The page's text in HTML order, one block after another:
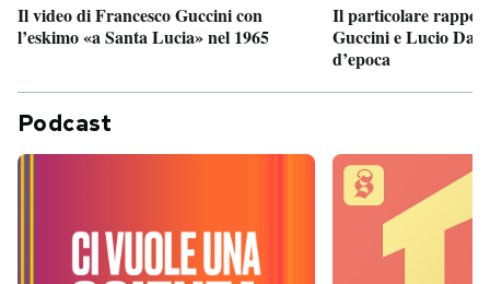
Il video di Francesco Guccini con
l’eskimo «a Santa Lucia» nel 1965
Il particolare
Guccini e Lucio
d’epoca
Podcast